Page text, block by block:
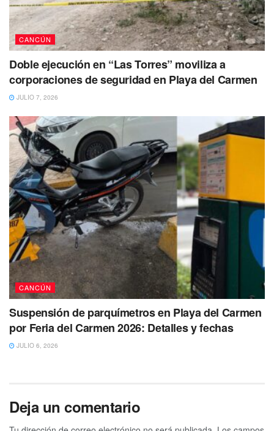
CANCÚN
Doble ejecución en “Las Torres” moviliza a
corporaciones de seguridad en Playa del Carmen
JULIO 7, 2026
CANCÚN
Suspensión de parquímetros en Playa del Carmen
por Feria del Carmen 2026: Detalles y fechas
JULIO 6, 2026
Deja un comentario